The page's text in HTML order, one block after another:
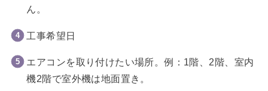
ん。
工事希望日
エアコンを取り付けたい場所。例：1階、2階、室内
機2階で室外機は地面置き。